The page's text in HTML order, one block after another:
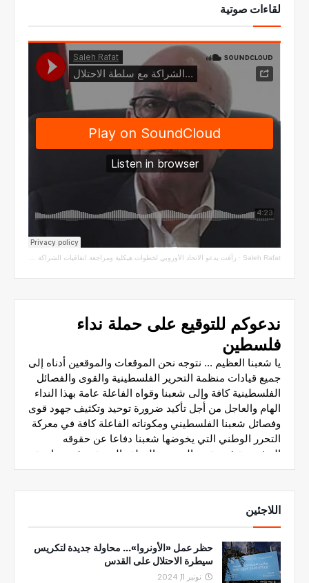
لقاءات صوتية
Saleh Rafat
· رأفت يدعو الاتحاد الأوروبي لخطوات هيكلية ومراجعة اتفاقيات الشراكة مع سلطة الاحتلال
اللاجئين
حظر عمل «الأونروا»... محاولة جديدة لتكريس
سيطرة الاحتلال على القدس
نونبر 11, 2024